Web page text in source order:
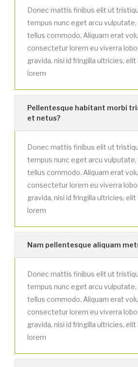
Donec mattis finibus elit ut
tempus nunc eget arcu
tellus commodo. Aliquam erat
consectetur lorem eu viverra
gravida, nisi id fringilla ultricies,
lorem
Pellentesque habitant morbi
et netus?
Donec mattis finibus elit ut
tempus nunc eget arcu
tellus commodo. Aliquam erat
consectetur lorem eu viverra
gravida, nisi id fringilla ultricies,
lorem
Nam pellentesque aliquam
Donec mattis finibus elit ut
tempus nunc eget arcu
tellus commodo. Aliquam erat
consectetur lorem eu viverra
gravida, nisi id fringilla ultricies,
lorem